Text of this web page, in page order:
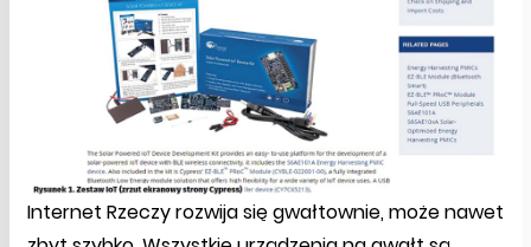
Internet Rzeczy rozwija się gwałtownie, może nawet